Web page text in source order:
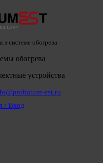
системе обогрева
обогрева
устройства
est.ru
/ Вход